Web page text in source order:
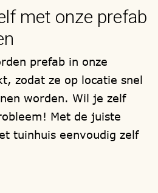
met of
samengesteld zoals
(vrijstaande of
en kies zelf, een
de afmetingen en
raam en deur.
met onze prefab
prefab in onze
zodat ze op locatie snel
worden. Wil je zelf
Met de juiste
tuinhuis eenvoudig zelf